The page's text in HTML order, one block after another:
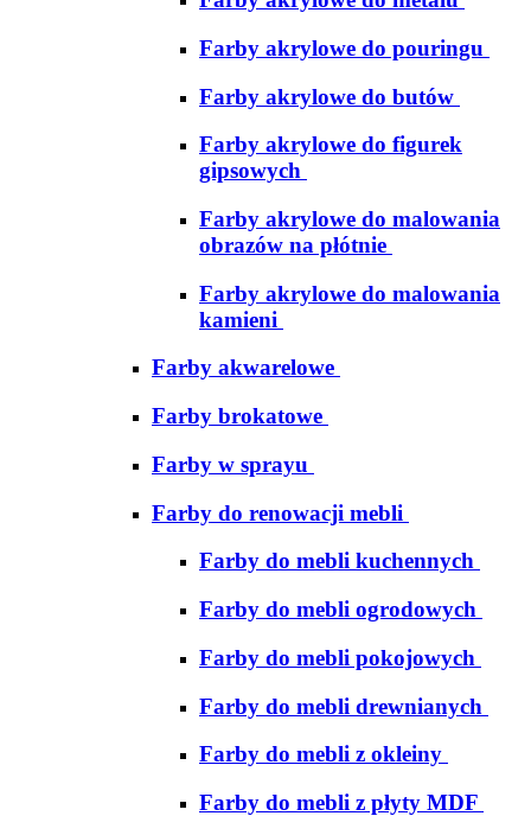
Farby akrylowe do pouringu
Farby akrylowe do butów
Farby akrylowe do figurek
gipsowych
Farby akrylowe do malowania
obrazów na płótnie
Farby akrylowe do malowania
kamieni
Farby akwarelowe
Farby brokatowe
Farby w sprayu
Farby do renowacji mebli
Farby do mebli kuchennych
Farby do mebli ogrodowych
Farby do mebli pokojowych
Farby do mebli drewnianych
Farby do mebli z okleiny
Farby do mebli z płyty MDF